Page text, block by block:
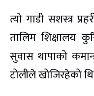
त्यो गाडी सशस्त्र
तालिम शिक्षालय
सुवास थापाको
टोलीले खोजिरहेको